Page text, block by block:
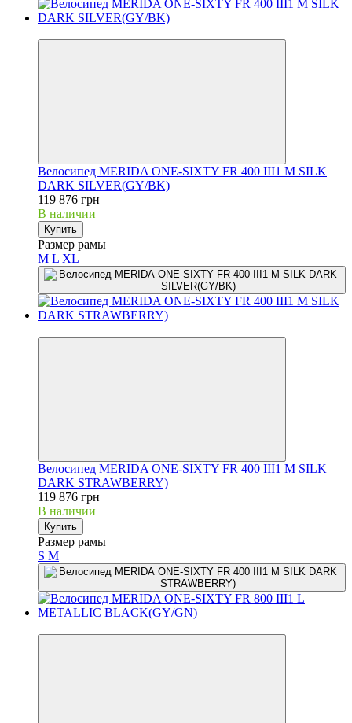
Велосипед MERIDA ONE-SIXTY FR 400 III1 M SILK
DARK SILVER(GY/BK)
119 876 грн
В наличии
Купить
Размер рамы
M L XL
Велосипед MERIDA ONE-SIXTY FR 400 III1 M SILK
DARK STRAWBERRY)
119 876 грн
В наличии
Купить
Размер рамы
S M